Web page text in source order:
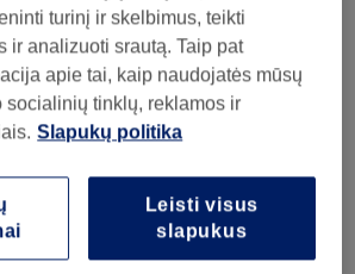
paslaugos
turinį ir skelbimus, teikti
ir analizuoti srautą. Taip pat
apie tai, kaip naudojatės mūsų
socialinių tinklų, reklamos ir
Slapukų politika
Leisti visus
slapukus